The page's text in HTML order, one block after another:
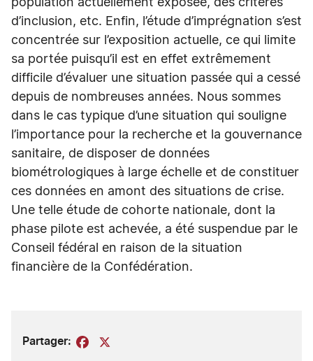
population actuellement exposée, des critères
d’inclusion, etc. Enfin, l’étude d’imprégnation s’est
concentrée sur l’exposition actuelle, ce qui limite
sa portée puisqu’il est en effet extrêmement
difficile d’évaluer une situation passée qui a cessé
depuis de nombreuses années. Nous sommes
dans le cas typique d’une situation qui souligne
l’importance pour la recherche et la gouvernance
sanitaire, de disposer de données
biométrologiques à large échelle et de constituer
ces données en amont des situations de crise.
Une telle étude de cohorte nationale, dont la
phase pilote est achevée, a été suspendue par le
Conseil fédéral en raison de la situation
financière de la Confédération.
Partager: Facebook